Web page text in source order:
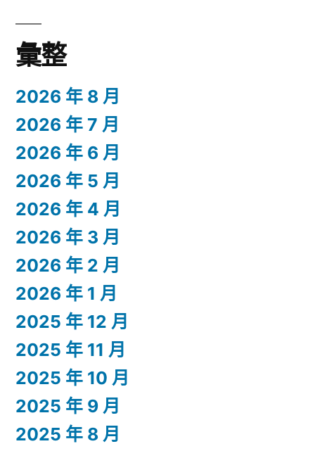
彙整
2026 年 8 月
2026 年 7 月
2026 年 6 月
2026 年 5 月
2026 年 4 月
2026 年 3 月
2026 年 2 月
2026 年 1 月
2025 年 12 月
2025 年 11 月
2025 年 10 月
2025 年 9 月
2025 年 8 月